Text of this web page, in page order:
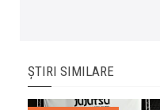
ȘTIRI SIMILARE